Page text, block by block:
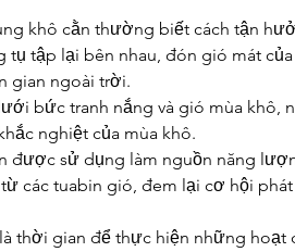
khô cằn thường biết cách tận
tập lại bên nhau, đón gió mát
gian ngoài trời.
bức tranh nắng và gió mùa khô,
nghiệt của mùa khô.
được sử dụng làm nguồn năng
các tuabin gió, đem lại cơ hội
thời gian để thực hiện những hoạt